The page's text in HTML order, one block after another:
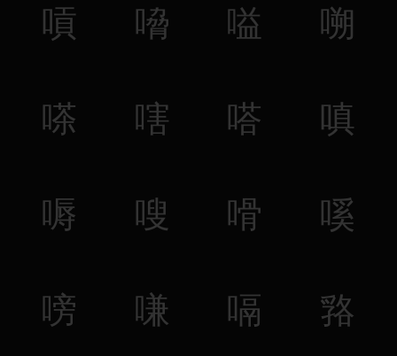
嗊 嗋 嗌 嗍
嗏 嗐 嗒 嗔
嗕 嗖 嗗 嗘
嗙 嗛 嗝 嗠